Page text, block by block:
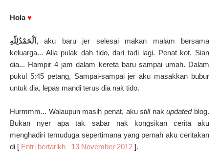
Hola ♥
اَلْحَمْدُلِلّ هِ,aku baru jer selesai makan malam bersama
keluarga... Alia pulak dah tido, dari tadi lagi. Penat kot. Sian
dia... Hampir 4 jam dalam kereta baru sampai umah. Dalam
pukul 5:45 petang, Sampai-sampai jer aku masakkan bubur
untuk dia, lepas mandi terus dia nak tido.
Hurmmm... Walaupun masih penat, akustill nakupdatedblog.
Bukan nyer apa tak sabar nak kongsikan cerita aku
menghadiri temuduga sepertimana yang pernah aku ceritakan
di [ Entri bertarikh 13 November 2012 ].